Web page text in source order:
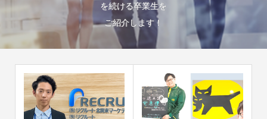
を続ける卒業生を
ご紹介します！